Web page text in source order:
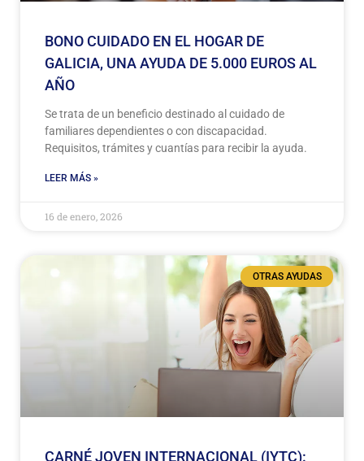
BONO CUIDADO EN EL HOGAR DE
GALICIA, UNA AYUDA DE 5.000 EUROS AL
AÑO
Se trata de un beneficio destinado al cuidado de
familiares dependientes o con discapacidad.
Requisitos, trámites y cuantías para recibir la ayuda.
LEER MÁS »
16 de enero, 2026
OTRAS AYUDAS
CARNÉ JOVEN INTERNACIONAL (IYTC):